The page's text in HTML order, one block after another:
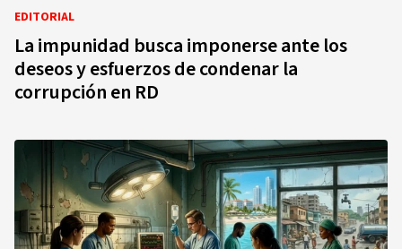
EDITORIAL
La impunidad busca imponerse ante los
deseos y esfuerzos de condenar la
corrupción en RD